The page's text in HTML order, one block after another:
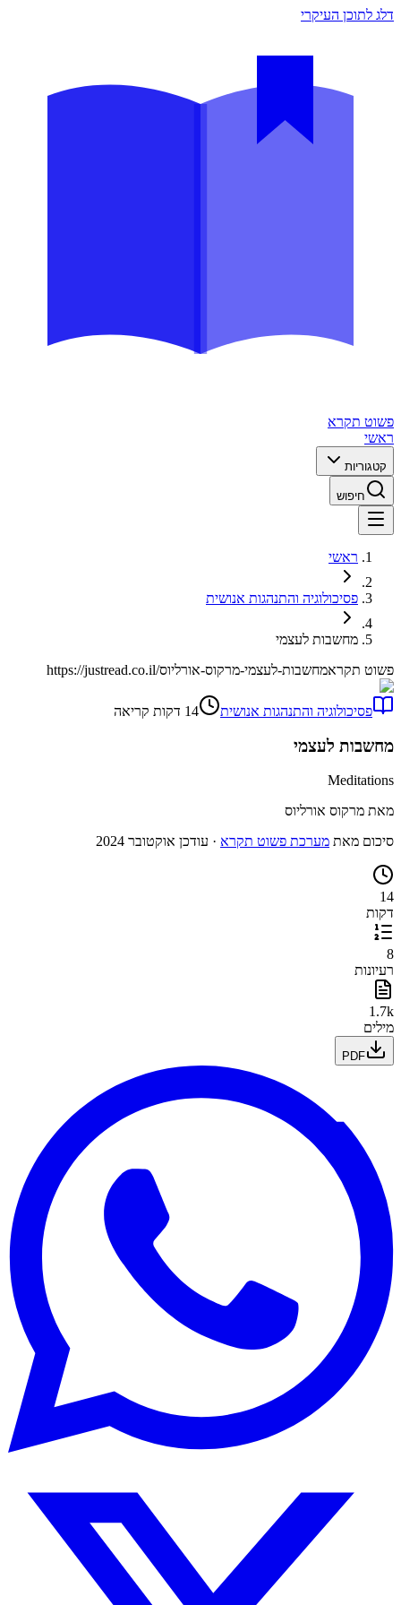
דלג לתוכן העיקרי
פשוט תקרא
ראשי
קטגוריות
חיפוש
ראשי
פסיכולוגיה והתנהגות אנושית
מחשבות לעצמי
פשוט תקראhttps://justread.co.il/מחשבות-לעצמי-מרקוס-אורליוס
פסיכולוגיה והתנהגות אנושית 14 דקות קריאה
מחשבות לעצמי
Meditations
מאת מרקוס אורליוס
סיכום מאת מערכת פשוט תקרא · עודכן אוקטובר 2024
14
דקות
8
רעיונות
1.7k
מילים
PDF